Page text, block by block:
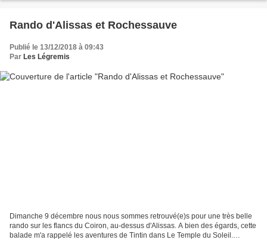
Rando d'Alissas et Rochessauve
Publié le 13/12/2018 à 09:43
Par Les Légremis
Dimanche 9 décembre nous nous sommes retrouvé(e)s pour une très belle
rando sur les flancs du Coiron, au-dessus d'Alissas. A bien des égards, cette
balade m'a rappelé les aventures de Tintin dans Le Temple du Soleil.